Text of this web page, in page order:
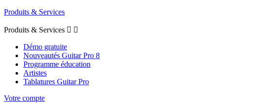
Produits & Services
Produits & Services  
Démo gratuite
Nouveautés Guitar Pro 8
Programme éducation
Artistes
Tablatures Guitar Pro
Votre compte